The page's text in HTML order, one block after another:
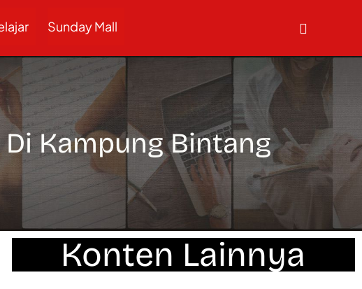
Sunday Mall
Kampung Bintang
Konten Lainnya